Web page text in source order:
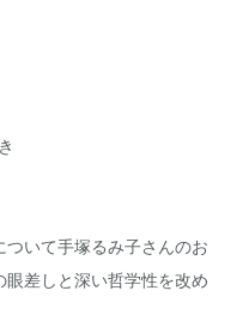
いて手塚るみ子さんのお
差しと深い哲学性を改め